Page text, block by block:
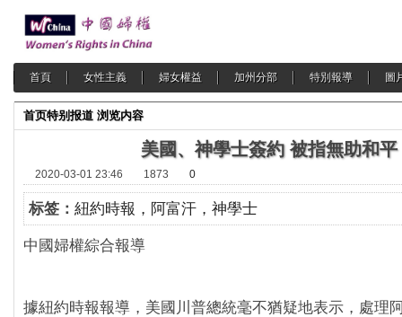
首頁 女性主義 婦女權益 加州分部 特別報導 圖
首页特别报道 浏览内容
美國、神學士簽約 被指無助和平
2020-03-01 23:46 1873 0
标签： 紐約時報，阿富汗，神學士
中國婦權綜合報導
據紐約時報報導，美國川普總統毫不猶疑地表示，處理